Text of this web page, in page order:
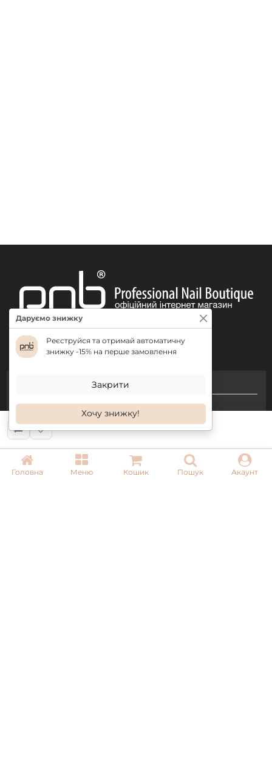
Головна Меню Кошик Пошук Акаунт
+ 38 (050) 075 35 05
+ 38 (097) 075 35 05
+ 38 (093) 075 35 05
Даруємо знижку
Реєструйся та отримай автоматичну
знижку -15% на перше замовлення
Закрити
Хочу знижку!